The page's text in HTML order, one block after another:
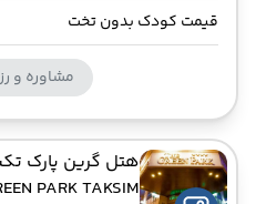
قیمت کودک بدون تخت
مشاوره و
هتل گرین پارک
PARK TAKSIM